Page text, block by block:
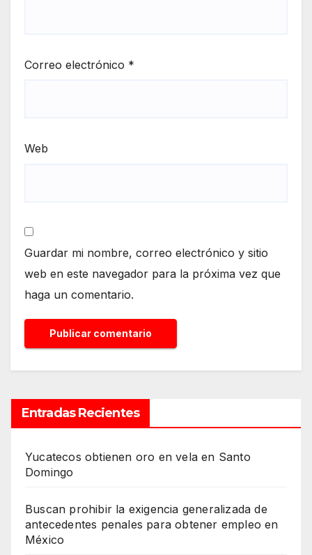
Correo electrónico *
Web
Guardar mi nombre, correo electrónico y sitio
web en este navegador para la próxima vez que
haga un comentario.
Entradas Recientes
Yucatecos obtienen oro en vela en Santo
Domingo
Buscan prohibir la exigencia generalizada de
antecedentes penales para obtener empleo en
México